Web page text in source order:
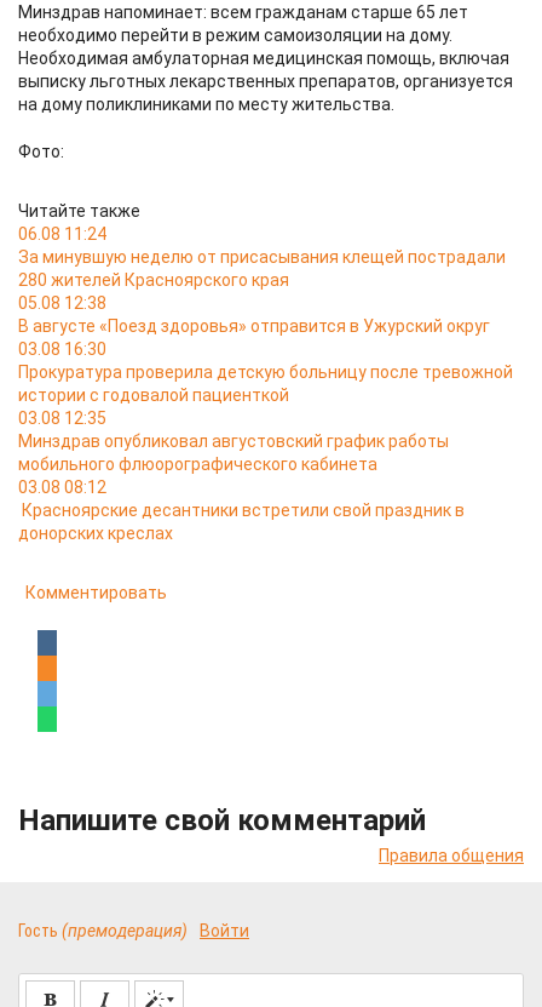
Минздрав напоминает: всем гражданам старше 65 лет
необходимо перейти в режим самоизоляции на дому.
Необходимая амбулаторная медицинская помощь, включая
выписку льготных лекарственных препаратов, организуется
на дому поликлиниками по месту жительства.
Фото:
Читайте также
06.08 11:24
За минувшую неделю от присасывания клещей пострадали
280 жителей Красноярского края
05.08 12:38
В августе «Поезд здоровья» отправится в Ужурский округ
03.08 16:30
Прокуратура проверила детскую больницу после тревожной
истории с годовалой пациенткой
03.08 12:35
Минздрав опубликовал августовский график работы
мобильного флюорографического кабинета
03.08 08:12
Красноярские десантники встретили свой праздник в
донорских креслах
Комментировать
Напишите свой комментарий
Правила общения
Гость (премодерация) Войти